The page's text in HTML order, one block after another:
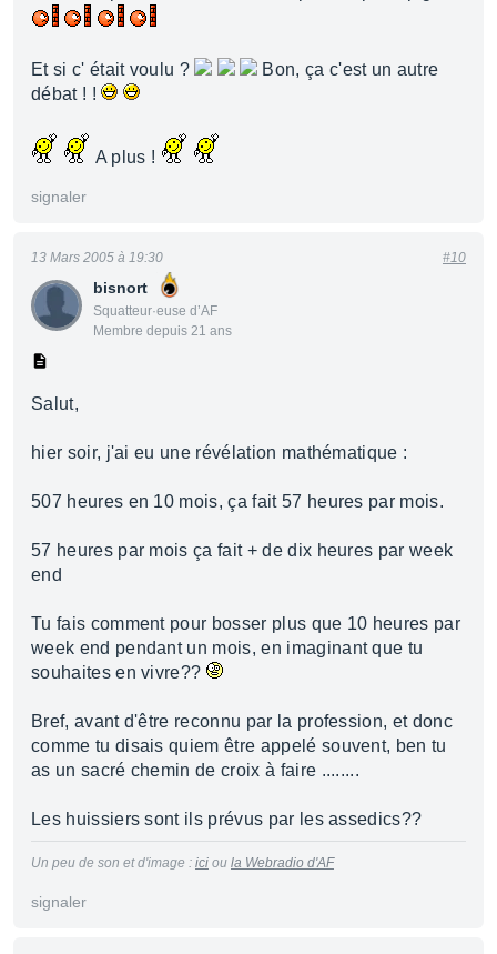
Et si c' était voulu ?
Bon, ça c'est un autre
débat ! !
A plus !
signaler
bisnort
Squatteur·euse d’AF
Membre depuis 21 ans
13 Mars 2005 à 19:30 #10
Salut,
hier soir, j'ai eu une révélation mathématique :
507 heures en 10 mois, ça fait 57 heures par mois.
57 heures par mois ça fait + de dix heures par week
end
Tu fais comment pour bosser plus que 10 heures par
week end pendant un mois, en imaginant que tu
souhaites en vivre??
Bref, avant d'être reconnu par la profession, et donc
comme tu disais quiem être appelé souvent, ben tu
as un sacré chemin de croix à faire ........
Les huissiers sont ils prévus par les assedics??
Un peu de son et d'image : ici ou la Webradio d'AF
signaler